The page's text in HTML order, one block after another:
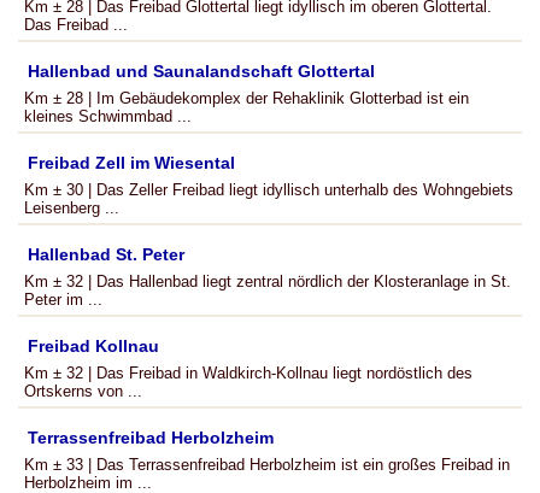
Km ± 28 | Das Freibad Glottertal liegt idyllisch im oberen Glottertal.
Das Freibad ...
Hallenbad und Saunalandschaft Glottertal
Km ± 28 | Im Gebäudekomplex der Rehaklinik Glotterbad ist ein
kleines Schwimmbad ...
Freibad Zell im Wiesental
Km ± 30 | Das Zeller Freibad liegt idyllisch unterhalb des Wohngebiets
Leisenberg ...
Hallenbad St. Peter
Km ± 32 | Das Hallenbad liegt zentral nördlich der Klosteranlage in St.
Peter im ...
Freibad Kollnau
Km ± 32 | Das Freibad in Waldkirch-Kollnau liegt nordöstlich des
Ortskerns von ...
Terrassenfreibad Herbolzheim
Km ± 33 | Das Terrassenfreibad Herbolzheim ist ein großes Freibad in
Herbolzheim im ...